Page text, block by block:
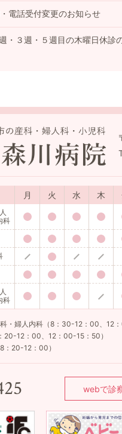
電話受付変更のお知らせ
・３週・５週目の木曜日休診
月 火 水 木
科
科
・婦人内科（8：30-12：00、12
20-12：00、12：00-15：50）
：20-12：00）
webで診